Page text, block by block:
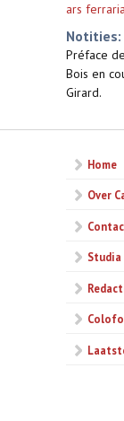
ars ferraria
Notities:
Préface
Bois en
Girard.
Home
Over
Studia